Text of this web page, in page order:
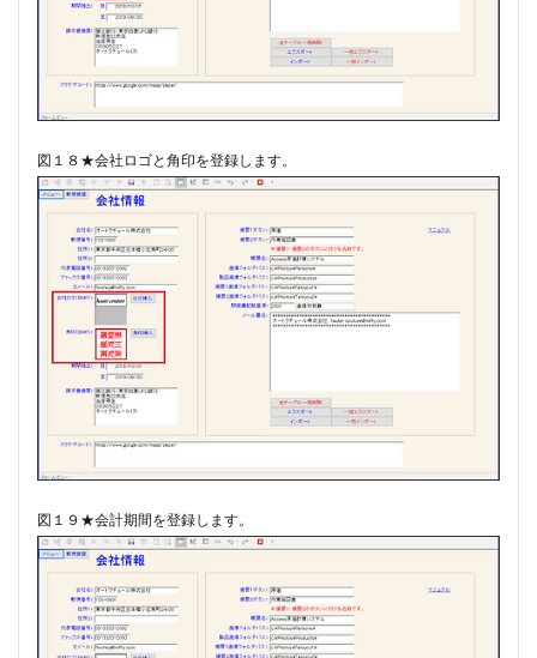
図１８★会社ロゴと角印を登録します。
図１９★会計期間を登録します。